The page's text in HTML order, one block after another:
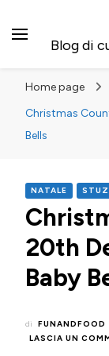
Blog di
Home page
Christmas
Bells
NATALE
20th
Baby
di FUNANDFOOD
LASCIA UN